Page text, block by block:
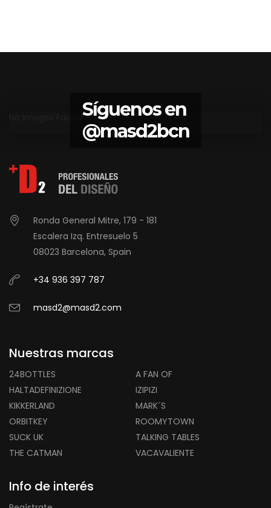
Síguenos en
@masd2bcn
Ronda General Mitre, 179 - 181
Escalera Izq. Entresuelo 5
08023 Barcelona, Spain
+34 936 397 787
masd2@masd2.com
Nuestras marcas
24BOTTLES
A FAN OF
HALTADEFINIZIONE
IZIPIZI
KIKKERLAND
MARK´S
ORBITKEY
ROOMYTOWN
SUCK UK
TALKING TABLES
THE CATMAN
VACAVALIENTE
Info de interés